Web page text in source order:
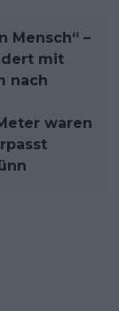
Mensch“ –
mit
nach
waren